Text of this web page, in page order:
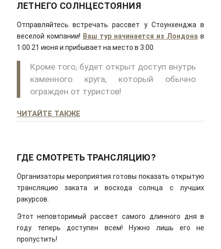
ЛЕТНЕГО СОЛНЦЕСТОЯНИЯ
Отправляйтесь встречать рассвет у Стоунхенджа в
веселой компании! Ваш тур начинается из Лондона в
1:00 21 июня и прибывает на место в 3:00.
Кроме того, будет открыт доступ внутрь
каменного круга, который обычно
огражден от туристов!
ЧИТАЙТЕ ТАКЖЕ
ГДЕ СМОТРЕТЬ ТРАНСЛЯЦИЮ?
Организаторы мероприятия готовы показать открытую
трансляцию заката и восхода солнца с лучших
ракурсов.
Этот неповторимый рассвет самого длинного дня в
году теперь доступен всем! Нужно лишь его не
пропустить!